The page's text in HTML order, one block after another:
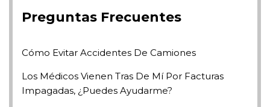
Preguntas Frecuentes
Cómo Evitar Accidentes De Camiones
Los Médicos Vienen Tras De Mí Por Facturas
Impagadas, ¿puedes Ayudarme?